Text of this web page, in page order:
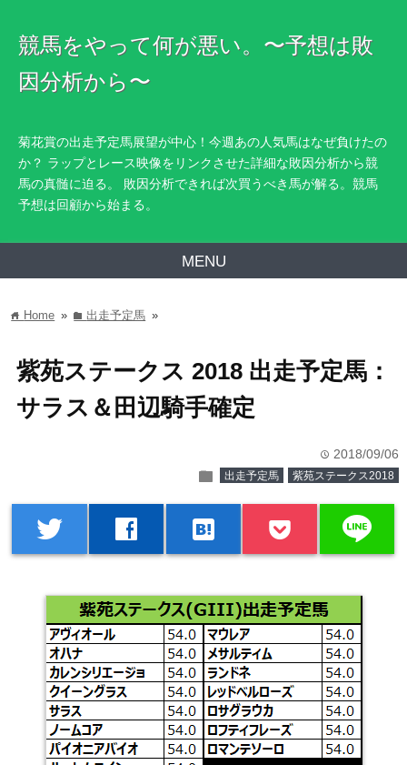
競馬をやって何が悪い。〜予想は敗
因分析から〜
菊花賞の出走予定馬展望が中心！今週あの人気馬はなぜ負けたの
か？ ラップとレース映像をリンクさせた詳細な敗因分析から競
馬の真髄に迫る。 敗因分析できれば次買うべき馬が解る。競馬
予想は回顧から始まる。
MENU
home Home » folder 出走予定馬 »
紫苑ステークス 2018 出走予定馬：
サラス＆田辺騎手確定
time 2018/09/06
folder 出走予定馬 紫苑ステークス2018
twitter facebook hatenabookmark line